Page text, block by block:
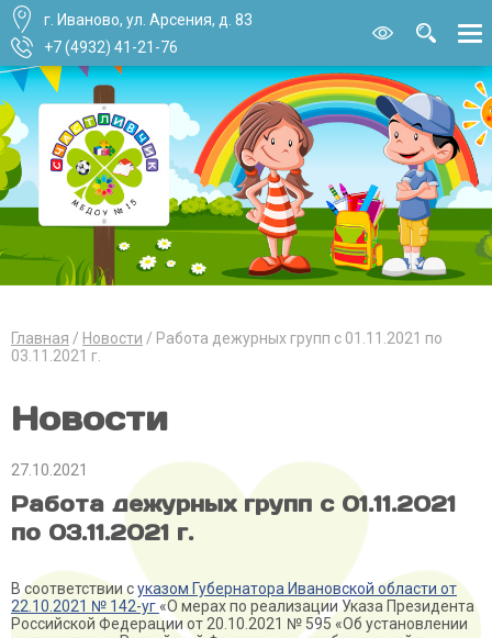
Версия для
г. Иваново, ул. Арсения, д. 83
+7 (4932) 41-21-76
Главная Новости
Работа дежурных групп с 01.11.2021 по
03.11.2021 г.
Новости
27.10.2021
Работа дежурных групп с 01.11.2021
по 03.11.2021 г.
В соответствии суказом Губернатора Ивановской области от
22.10.2021 № 142-уг «О мерах по реализации Указа Президента
Российской Федерации от 20.10.2021 № 595 «Об установлении